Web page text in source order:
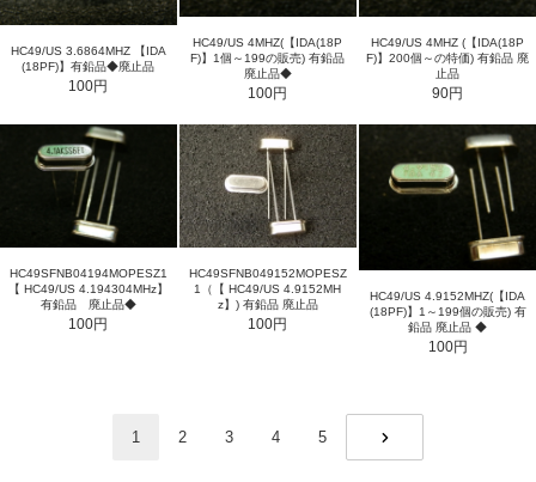
HC49/US 3.6864MHZ 【IDA
(18PF)】有鉛品◆廃止品
100円
HC49/US 4MHZ(【IDA(18P
F)】1個～199の販売) 有鉛品
廃止品◆
100円
HC49/US 4MHZ (【IDA(18P
F)】200個～の特価) 有鉛品 廃
止品
90円
HC49SFNB04194MOPESZ1
【 HC49/US 4.194304MHz】
有鉛品 廃止品◆
100円
HC49SFNB049152MOPESZ
1（【 HC49/US 4.9152MH
z】) 有鉛品 廃止品
100円
HC49/US 4.9152MHZ(【IDA
(18PF)】1～199個の販売) 有
鉛品 廃止品 ◆
100円
1 2 3 4
5